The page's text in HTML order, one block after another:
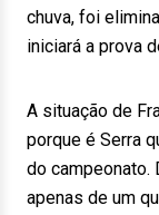
chuva, foi
iniciará a prova
A situação de
porque é Serra
do campeonato.
apenas de um